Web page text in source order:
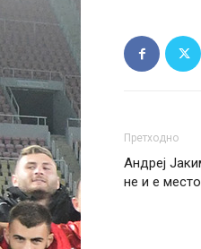
Претходно
Андреј
не и е